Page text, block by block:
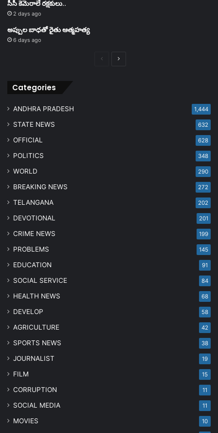
సీసీ కెమెరాలే రక్షకులు..
2 days ago
అప్పుల బాధతో రైతు ఆత్మహత్య
6 days ago
PreviousNext
Categories
ANDHRA PRADESH 1,444
STATE NEWS 632
OFFICIAL 628
POLITICS 348
WORLD 290
BREAKING NEWS 272
TELANGANA 202
DEVOTIONAL 201
CRIME NEWS 199
PROBLEMS 145
EDUCATION 91
SOCIAL SERVICE 84
HEALTH NEWS 68
DEVELOP 58
AGRICULTURE 42
SPORTS NEWS 38
JOURNALIST 19
FILM 15
CORRUPTION 11
SOCIAL MEDIA 11
MOVIES 10